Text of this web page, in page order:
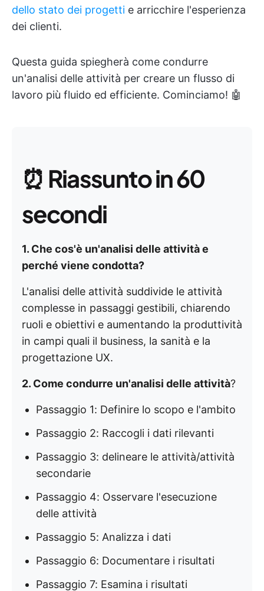
dello stato dei progetti e arricchire l'esperienza
dei clienti.
Questa guida spiegherà come condurre
un'analisi delle attività per creare un flusso di
lavoro più fluido ed efficiente. Cominciamo! 🤖
⏰ Riassunto in 60
secondi
1. Che cos'è un'analisi delle attività e
perché viene condotta?
L'analisi delle attività suddivide le attività
complesse in passaggi gestibili, chiarendo
ruoli e obiettivi e aumentando la produttività
in campi quali il business, la sanità e la
progettazione UX.
2. Come condurre un'analisi delle attività?
Passaggio 1: Definire lo scopo e l'ambito
Passaggio 2: Raccogli i dati rilevanti
Passaggio 3: delineare le attività/attività
secondarie
Passaggio 4: Osservare l'esecuzione
delle attività
Passaggio 5: Analizza i dati
Passaggio 6: Documentare i risultati
Passaggio 7: Esamina i risultati